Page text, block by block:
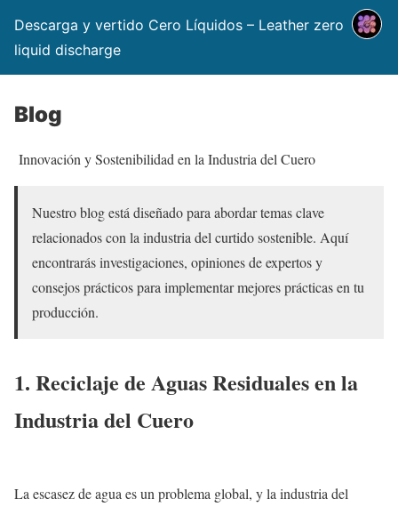
Descarga y vertido Cero Líquidos – Leather zero
liquid discharge
Blog
Innovación y Sostenibilidad en la Industria del Cuero
Nuestro blog está diseñado para abordar temas clave
relacionados con la industria del curtido sostenible. Aquí
encontrarás investigaciones, opiniones de expertos y
consejos prácticos para implementar mejores prácticas en tu
producción.
1. Reciclaje de Aguas Residuales en la
Industria del Cuero
La escasez de agua es un problema global, y la industria del